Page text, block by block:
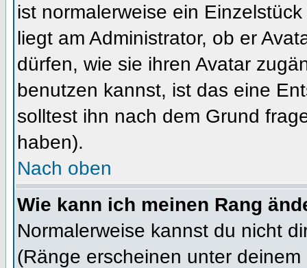
ist normalerweise ein
liegt am Administrator, ob er
dürfen, wie sie ihren Avatar
benutzen kannst, ist das eine
solltest ihn nach dem Grund
haben).
Nach oben
Wie kann ich meinen Rang
Normalerweise kannst du nicht
(Ränge erscheinen unter